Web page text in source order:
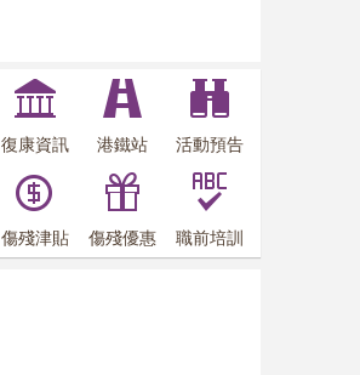
復康資訊 港鐵站 活動預告
傷殘津貼 傷殘優惠 職前培訓